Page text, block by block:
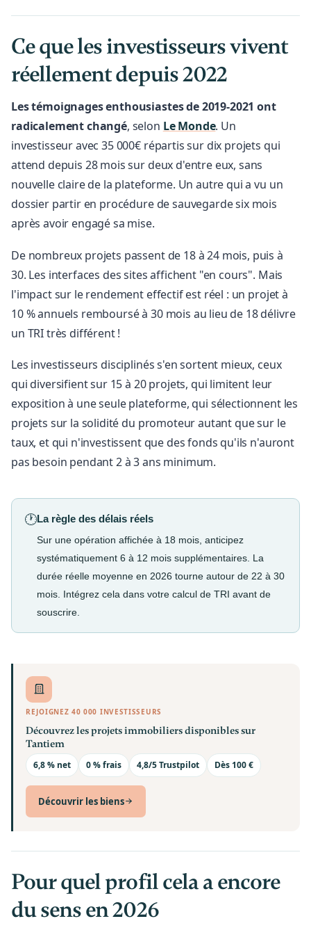
Ce que les investisseurs vivent
réellement depuis 2022
Les témoignages enthousiastes de 2019-2021 ont
radicalement changé, selon Le Monde. Un
investisseur avec 35 000€ répartis sur dix projets qui
attend depuis 28 mois sur deux d'entre eux, sans
nouvelle claire de la plateforme. Un autre qui a vu un
dossier partir en procédure de sauvegarde six mois
après avoir engagé sa mise.
De nombreux projets passent de 18 à 24 mois, puis à
30. Les interfaces des sites affichent "en cours". Mais
l'impact sur le rendement effectif est réel : un projet à
10 % annuels remboursé à 30 mois au lieu de 18 délivre
un TRI très différent !
Les investisseurs disciplinés s'en sortent mieux, ceux
qui diversifient sur 15 à 20 projets, qui limitent leur
exposition à une seule plateforme, qui sélectionnent les
projets sur la solidité du promoteur autant que sur le
taux, et qui n'investissent que des fonds qu'ils n'auront
pas besoin pendant 2 à 3 ans minimum.
🕐La règle des délais réels
Sur une opération affichée à 18 mois, anticipez
systématiquement 6 à 12 mois supplémentaires. La
durée réelle moyenne en 2026 tourne autour de 22 à 30
mois. Intégrez cela dans votre calcul de TRI avant de
souscrire.
REJOIGNEZ 40 000 INVESTISSEURS
Découvrez les projets immobiliers disponibles sur
Tantiem
6,8 % net 0 % frais 4,8/5 Trustpilot Dès 100 €
Découvrir les biens
Pour quel profil cela a encore
du sens en 2026